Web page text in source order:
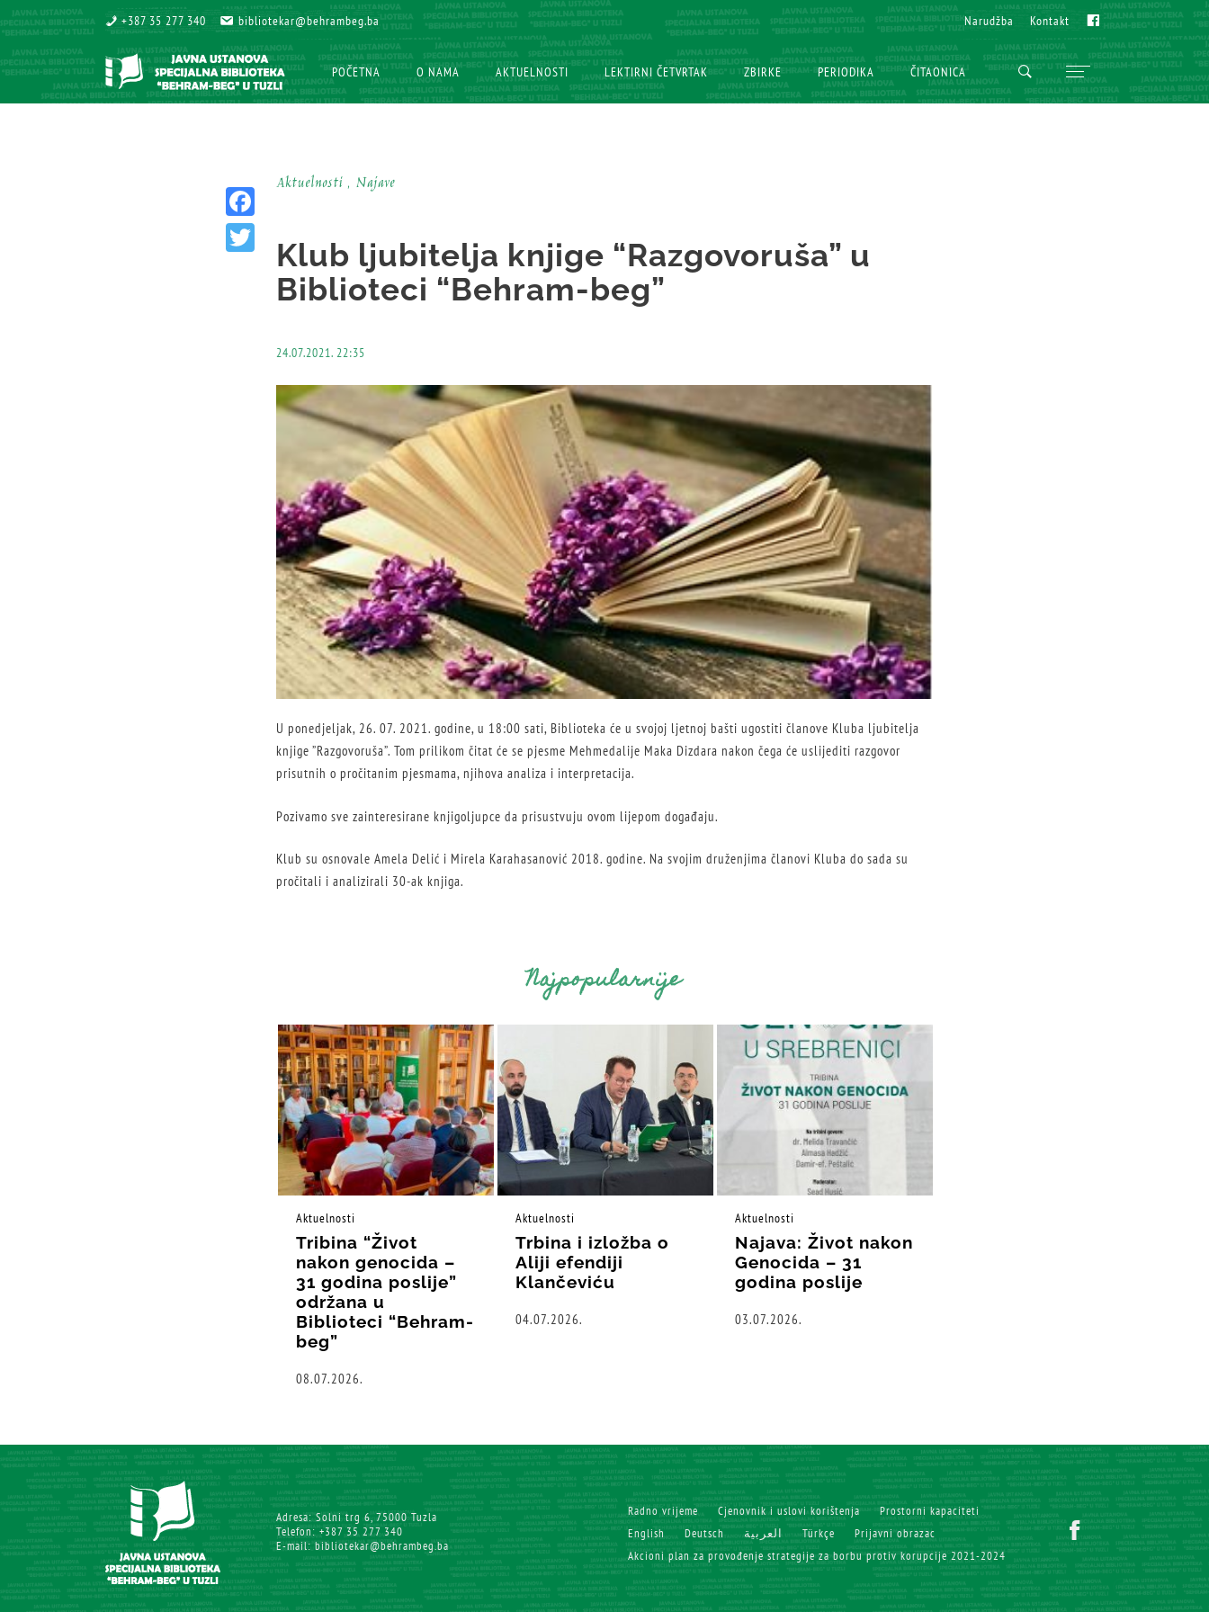
+387 35 277 340
+387 35 277 340 bibliotekar@behrambeg.ba
bibliotekar@behrambeg.ba Narudžba
Narudžba Kontakt
Kontakt Fb
Fb
POČETNA
POČETNA O NAMA
O NAMA AKTUELNOSTI
AKTUELNOSTI LEKTIRNI ČETVRTAK
LEKTIRNI ČETVRTAK ZBIRKE
ZBIRKE PERIODIKA
PERIODIKA ČITAONICA
ČITAONICA
Aktuelnosti , Najave
Facebook
Klub ljubitelja knjige “Razgovoruša” u
Biblioteci “Behram-beg”
24.07.2021. 22:35
U ponedjeljak, 26. 07. 2021. godine, u 18:00 sati, Biblioteka će u svojoj ljetnoj bašti ugostiti članove Kluba ljubitelja
knjige ”Razgovoruša”. Tom prilikom čitat će se pjesme Mehmedalije Maka Dizdara nakon čega će uslijediti razgovor
prisutnih o pročitanim pjesmama, njihova analiza i interpretacija.
Pozivamo sve zainteresirane knjigoljupce da prisustvuju ovom lijepom događaju.
Klub su osnovale Amela Delić i Mirela Karahasanović 2018. godine. Na svojim druženjima članovi Kluba do sada su
pročitali i analizirali 30-ak knjiga.
Najpopularnije
Aktuelnosti
Tribina “Život
nakon genocida –
31 godina poslije”
održana u
Biblioteci “Behram-
beg”
08.07.2026.
Aktuelnosti
Trbina i izložba o
Aliji efendiji
Klančeviću
04.07.2026.
Aktuelnosti
Najava: Život nakon
Genocida – 31
godina poslije
03.07.2026.
Adresa: Solni trg 6, 75000 Tuzla
Telefon: +387 35 277 340
E-mail: bibliotekar@behrambeg.ba
Radno vrijeme Cjenovnik i uslovi korištenja
Prostorni kapaciteti
English
Deutsch العربية Türkçe
Prijavni obrazac
Akcioni plan za provođenje strategije za borbu protiv korupcije 2021-2024